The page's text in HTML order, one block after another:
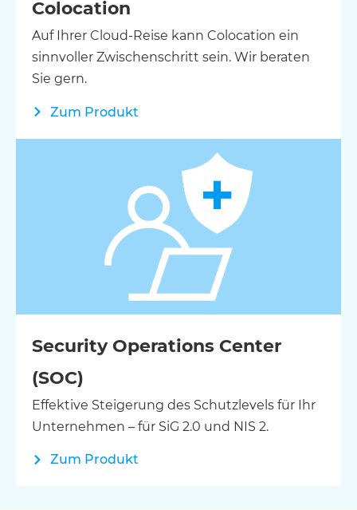
Colocation
Auf Ihrer Cloud-Reise kann Colocation ein
sinnvoller Zwischenschritt sein. Wir beraten
Sie gern.
Zum Produkt
Security Operations Center
(SOC)
Effektive Steigerung des Schutzlevels für Ihr
Unternehmen – für SiG 2.0 und NIS 2.
Zum Produkt